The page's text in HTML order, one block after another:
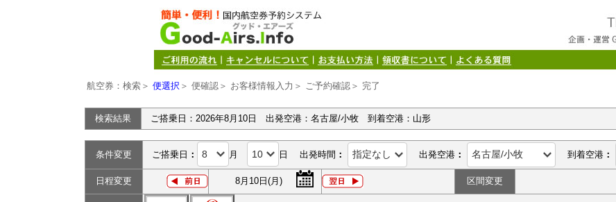
航空券：検索＞ 便選択 ＞ 便確認＞ お客様情報入力＞ ご予約確認＞ 完了
検索結果 ご搭乗日：2026年8月10日 出発空港：名古屋/小牧 到着空港：山形
条件変更 ご搭乗日 ： 月 日 出発時間 ： 出発空港 ： 到着空港 ：
日程変更 8月10日(月) 区間変更